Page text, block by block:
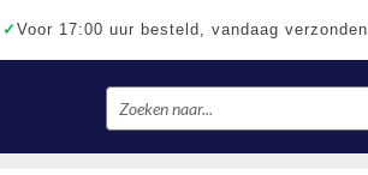
✓ Voor 17:00 uur besteld, vandaag verzonden